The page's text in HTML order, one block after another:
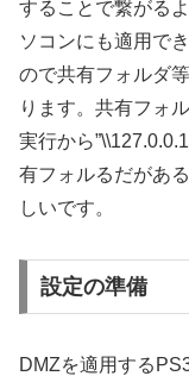
することで繋がる
ソコンにも適用で
ので共有フォルダ
ります。共有フォ
実行から
有フォルるだがあ
しいです。
設定の準備
DMZを適用する